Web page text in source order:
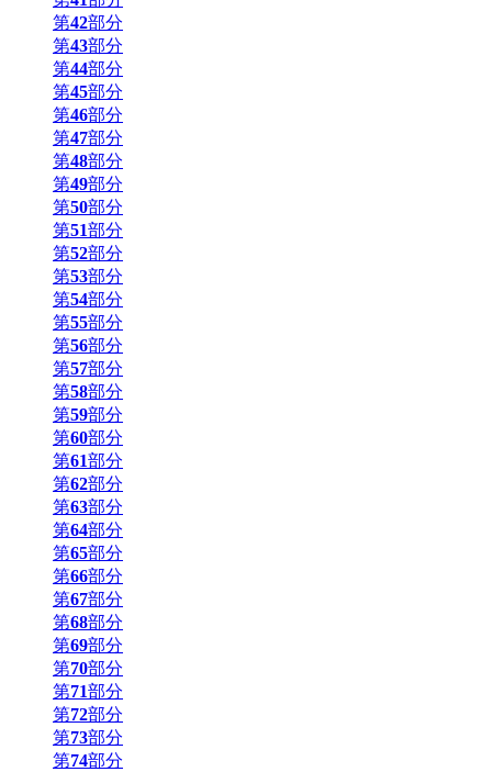
第42部分
第43部分
第44部分
第45部分
第46部分
第47部分
第48部分
第49部分
第50部分
第51部分
第52部分
第53部分
第54部分
第55部分
第56部分
第57部分
第58部分
第59部分
第60部分
第61部分
第62部分
第63部分
第64部分
第65部分
第66部分
第67部分
第68部分
第69部分
第70部分
第71部分
第72部分
第73部分
第74部分